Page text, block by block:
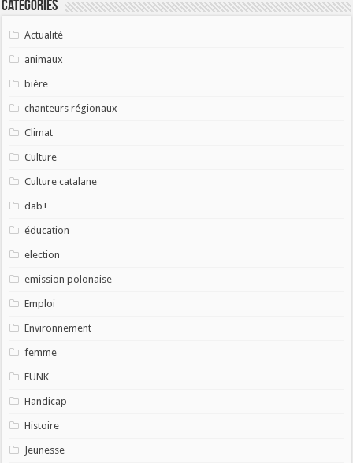
Catégories
Actualité
animaux
bière
chanteurs régionaux
Climat
Culture
Culture catalane
dab+
éducation
election
emission polonaise
Emploi
Environnement
femme
FUNK
Handicap
Histoire
Jeunesse